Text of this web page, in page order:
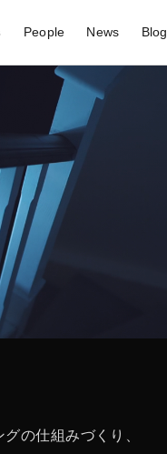
People News Blog
の仕組みづくり、